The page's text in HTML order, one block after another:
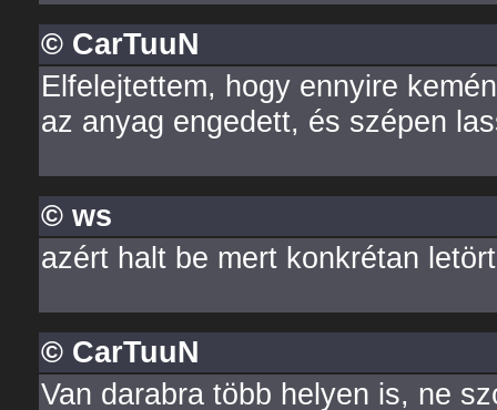
© CarTuuN
Elfelejtettem, hogy ennyire
az anyag engedett, és szépen
© ws
azért halt be mert konkrétan
© CarTuuN
Van darabra több helyen is, ne